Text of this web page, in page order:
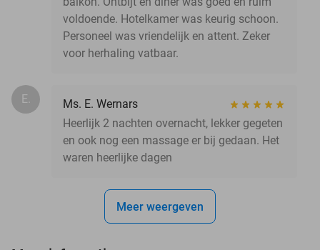
voldoende. Hotelkamer was keurig schoon.
Personeel was vriendelijk en attent. Zeker
voor herhaling vatbaar.
E.
Ms. E. Wernars
Heerlijk 2 nachten overnacht, lekker gegeten
en ook nog een massage er bij gedaan. Het
waren heerlijke dagen
Meer weergeven